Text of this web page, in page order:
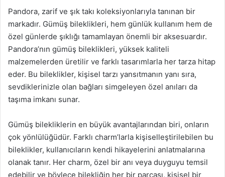
Pandora, zarif ve şık takı koleksiyonlarıyla tanınan bir
markadır. Gümüş bileklikleri, hem günlük kullanım hem de
özel günlerde şıklığı tamamlayan önemli bir aksesuardır.
Pandora’nın gümüş bileklikleri, yüksek kaliteli
malzemelerden üretilir ve farklı tasarımlarla her tarza hitap
eder. Bu bileklikler, kişisel tarzı yansıtmanın yanı sıra,
sevdiklerinizle olan bağları simgeleyen özel anıları da
taşıma imkanı sunar.
Gümüş bilekliklerin en büyük avantajlarından biri, onların
çok yönlülüğüdür. Farklı charm’larla kişiselleştirilebilen bu
bileklikler, kullanıcıların kendi hikayelerini anlatmalarına
olanak tanır. Her charm, özel bir anı veya duyguyu temsil
edebilir ve böylece bilekliğin her bir parçası, kişisel bir